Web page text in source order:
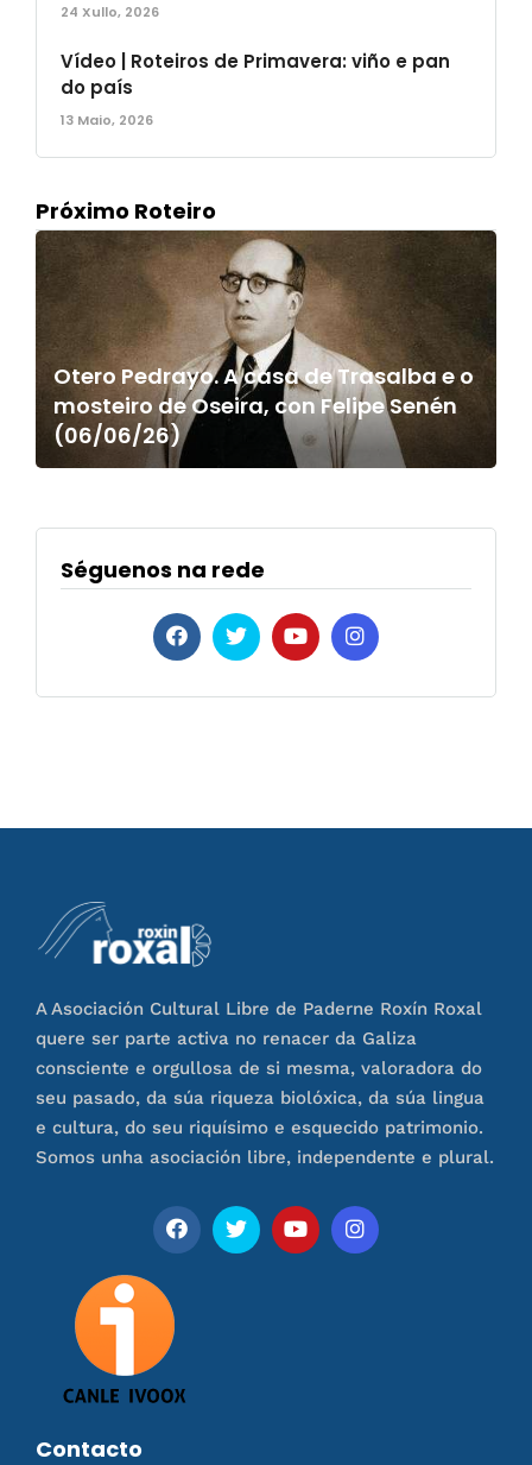
24 Xullo, 2026
Vídeo | Roteiros de Primavera: viño e pan
do país
13 Maio, 2026
Próximo Roteiro
Otero Pedrayo. A casa de Trasalba e o
mosteiro de Oseira, con Felipe Senén
(06/06/26)
Séguenos na rede
A Asociación Cultural Libre de Paderne Roxín Roxal
quere ser parte activa no renacer da Galiza
consciente e orgullosa de si mesma, valoradora do
seu pasado, da súa riqueza biolóxica, da súa lingua
e cultura, do seu riquísimo e esquecido patrimonio.
Somos unha asociación libre, independente e plural.
Contacto